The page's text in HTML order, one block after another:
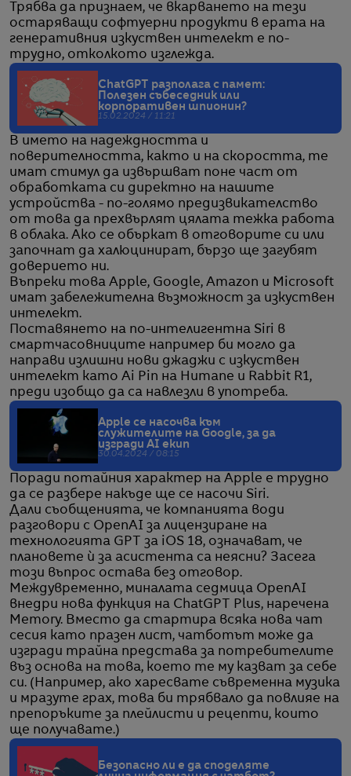
Трябва да признаем, че вкарването на тези
остаряващи софтуерни продукти в ерата на
генеративния изкуствен интелект е по-
трудно, отколкото изглежда.
ChatGPT разполага с памет:
Полезен събеседник или
корпоративен шпионин?
15.02.2024 / 11:21
В името на надеждността и
поверителността, както и на скоростта, те
имат стимул да извършват поне част от
обработката си директно на нашите
устройства - по-голямо предизвикателство
от това да прехвърлят цялата тежка работа
в облака. Ако се объркат в отговорите си или
започнат да халюцинират, бързо ще загубят
доверието ни.
Въпреки това Apple, Google, Amazon и Microsoft
имат забележителна възможност за изкуствен
интелект.
Поставянето на по-интелигентна Siri в
смартчасовниците например би могло да
направи излишни нови джаджи с изкуствен
интелект като Ai Pin на Humane и Rabbit R1,
преди изобщо да са навлезли в употреба.
Apple се насочва към
служителите на Google, за да
изгради AI екип
30.04.2024 / 08:15
Поради потайния характер на Apple е трудно
да се разбере накъде ще се насочи Siri.
Дали съобщенията, че компанията води
разговори с OpenAI за лицензиране на
технологията GPT за iOS 18, означават, че
плановете ѝ за асистента са неясни? Засега
този въпрос остава без отговор.
Междувременно, миналата седмица OpenAI
внедри нова функция на ChatGPT Plus, наречена
Memory. Вместо да стартира всяка нова чат
сесия като празен лист, чатботът може да
изгради трайна представа за потребителите
въз основа на това, което те му казват за себе
си. (Например, ако харесвате съвременна музика
и мразуте грах, това би трябвало да повлияе на
препоръките за плейлисти и рецепти, които
ще получавате.)
Безопасно ли е да споделяте